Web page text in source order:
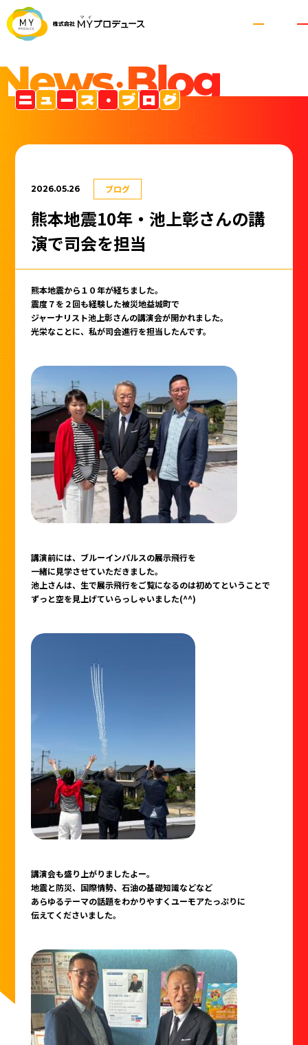
ニ ュ ー ス ・ ブ ロ グ
2026.05.26 ブログ
熊本地震10年・池上彰さんの講
演で司会を担当
熊本地震から１０年が経ちました。
震度７を２回も経験した被災地益城町で
ジャーナリスト池上彰さんの講演会が開かれました。
光栄なことに、私が司会進行を担当したんです。
講演前には、ブルーインパルスの展示飛行を
一緒に見学させていただきました。
池上さんは、生で展示飛行をご覧になるのは初めてということで
ずっと空を見上げていらっしゃいました(^^)
講演会も盛り上がりましたよー。
地震と防災、国際情勢、石油の基礎知識などなど
あらゆるテーマの話題をわかりやすくユーモアたっぷりに
伝えてくださいました。